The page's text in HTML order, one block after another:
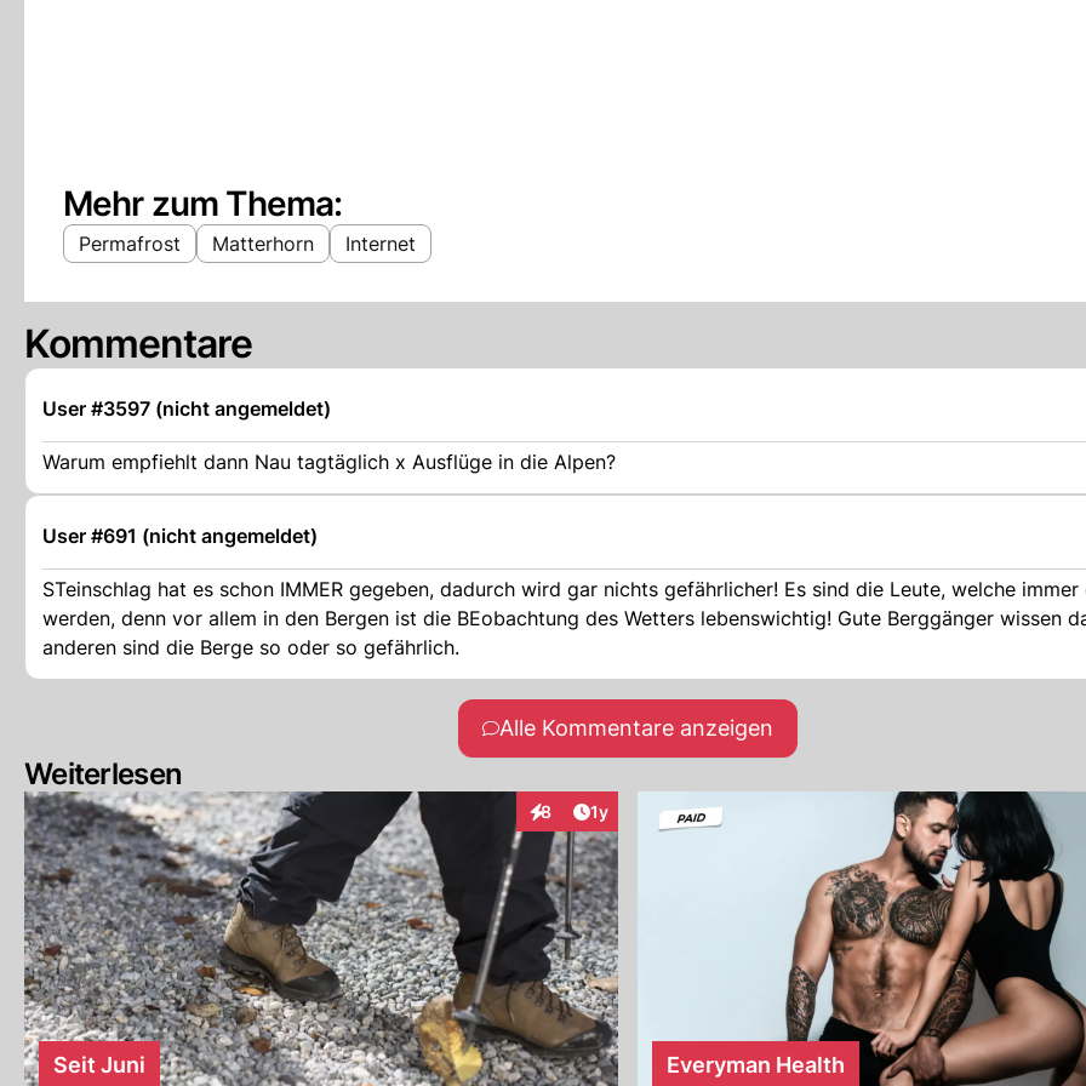
Mehr zum Thema:
Permafrost Matterhorn Internet
Kommentare
User #3597 (nicht angemeldet)
Warum empfiehlt dann Nau tagtäglich x Ausflüge in die Alpen?
User #691 (nicht angemeldet)
STeinschlag hat es schon IMMER gegeben, dadurch wird gar nichts gefährlicher! Es sind die Leute, welche immer
werden, denn vor allem in den Bergen ist die BEobachtung des Wetters lebenswichtig! Gute Berggänger wissen
anderen sind die Berge so oder so gefährlich.
Alle Kommentare anzeigen
Weiterlesen
8
InteraktionenArtikel veröffentlicht:
1y
Seit Juni Everyman Health